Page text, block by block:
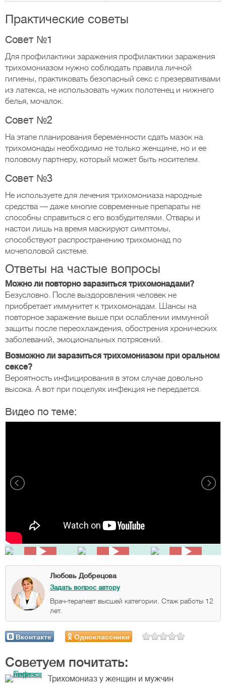
Практические советы
Совет №1
Для профилактики заражения профилактики заражения
трихомониазом нужно соблюдать правила личной
гигиены, практиковать безопасный секс с презервативами
из латекса, не использовать чужих полотенец и нижнего
белья, мочалок.
Совет №2
На этапе планирования беременности сдать мазок на
трихомонады необходимо не только женщине, но и ее
половому партнеру, который может быть носителем.
Совет №3
Не используете для лечения трихомониаза народные
средства — даже многие современные препараты не
способны справиться с его возбудителями. Отвары и
настои лишь на время маскируют симптомы,
способствуют распространению трихомонад по
мочеполовой системе.
Ответы на частые вопросы
Можно ли повторно заразиться трихомонадами?
Безусловно. После выздоровления человек не
приобретает иммунитет к трихомонадам. Шансы на
повторное заражение выше при ослаблении иммунной
защиты после переохлаждения, обострения хронических
заболеваний, эмоциональных потрясений.
Возможно ли заразиться трихомониазом при оральном
сексе?
Вероятность инфицирования в этом случае довольно
высока. А вот при поцелуях инфекция не передается.
Видео по теме:
Любовь Добрецова
Задать вопрос автору
Врач-терапевт высшей категории. Стаж работы 12
лет.
Вконтакте Одноклассники
Советуем почитать:
Трихомониаз у женщин и мужчин